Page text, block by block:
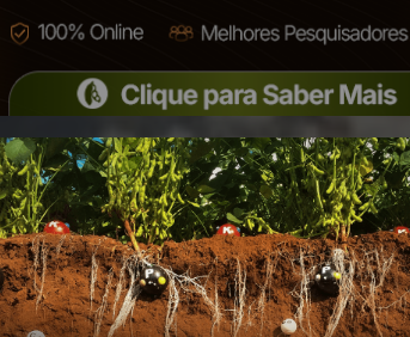
agrícolas já
agravada